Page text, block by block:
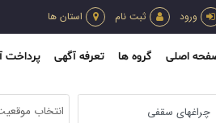
ورود ثبت نام استان ها
اصلی گروه ها تعرفه آگهی پرداخت
انتخاب